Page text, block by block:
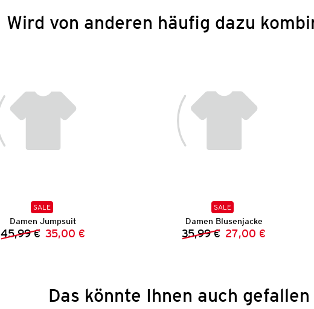
Wird von anderen häufig dazu
SALE
Damen Jumpsuit
Vorheriger Preis:
45,99 € Neuer Preis:
35,00 €
SALE
Damen Blusenjacke
Vorheriger Preis:
35,99 € Neuer Preis:
27,00 €
Das könnte Ihnen auch gefallen